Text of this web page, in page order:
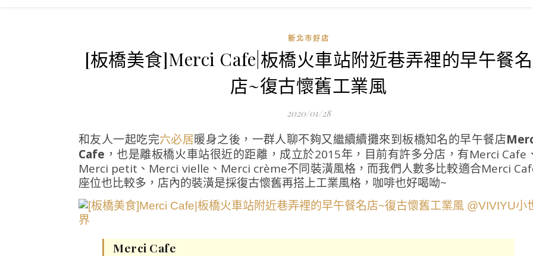
新北市好店
[板橋美食]Merci Cafe|板橋火車站附近巷弄裡的早午餐名
店~復古懷舊工業風
2020/01/28
和友人一起吃完六必居暖身之後，一群人聊不夠又繼續續攤來到板橋知名的早午餐店
Cafe ，也是離板橋火車站很近的距離，成立於2015年，目前有許多分店，有Merci Cafe
Merci petit、Merci vielle、Merci crème不同裝潢風格，而我們人數多比較適合Merci
座位也比較多，店內的裝潢是採復古懷舊再搭上工業風格，咖啡也好喝呦~
Merci Cafe